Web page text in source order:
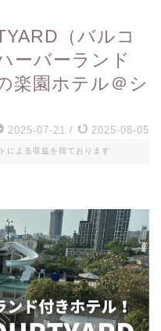
（バルコ
ーバーランド
楽園ホテル＠シ
2025-07-21 / 2025-08-05
による収益を得ております